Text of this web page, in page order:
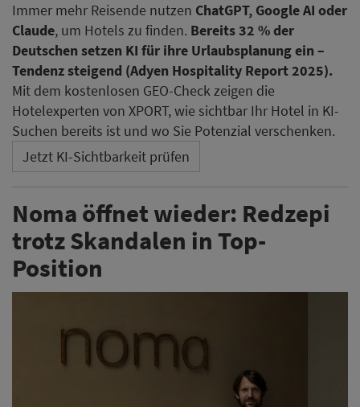
Immer mehr Reisende nutzen ChatGPT, Google AI oder
Claude, um Hotels zu finden. Bereits 32 % der
Deutschen setzen KI für ihre Urlaubsplanung ein –
Tendenz steigend (Adyen Hospitality Report 2025).
Mit dem kostenlosen GEO-Check zeigen die
Hotelexperten von XPORT, wie sichtbar Ihr Hotel in KI-
Suchen bereits ist und wo Sie Potenzial verschenken.
Jetzt KI-Sichtbarkeit prüfen
Noma öffnet wieder: Redzepi
trotz Skandalen in Top-
Position